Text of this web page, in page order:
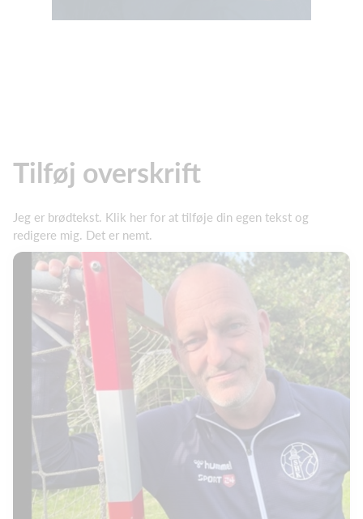
Tilføj overskrift
Jeg er brødtekst. Klik her for at tilføje din egen tekst og
redigere mig. Det er nemt.